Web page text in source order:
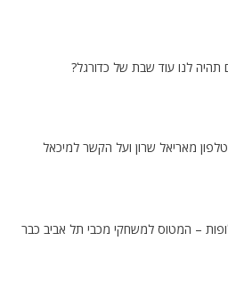
לנו עוד שבת של כדורגל?
טלפון מאריאל שרון ועל הקשר למיכאל
– המטוס למשחקי מכבי תל אביב כבר